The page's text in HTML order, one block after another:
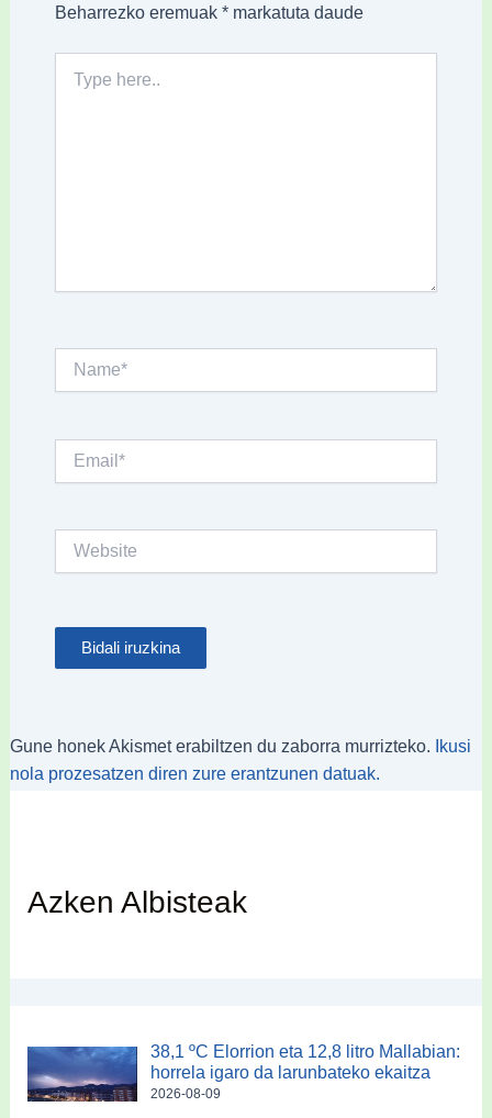
Beharrezko eremuak *markatuta daude
here..
Website
Gune honek Akismet erabiltzen du zaborra murrizteko.
Ikusi
nola prozesatzen diren zure erantzunen datuak.
Azken Albisteak
38,1 ºC Elorrion eta 12,8 litro Mallabian:
horrela igaro da larunbateko ekaitza
2026-08-09